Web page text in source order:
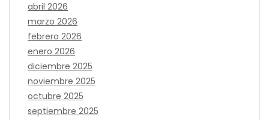
abril 2026
marzo 2026
febrero 2026
enero 2026
diciembre 2025
noviembre 2025
octubre 2025
septiembre 2025